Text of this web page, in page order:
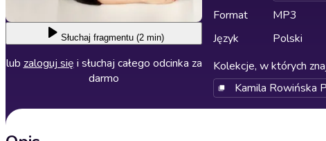
Słuchaj fragmentu (2 min)
lub zaloguj się i słuchaj całego odcinka za
darmo
Format
MP3
Język
Polski
Kolekcje, w których
Kamila Rowińska